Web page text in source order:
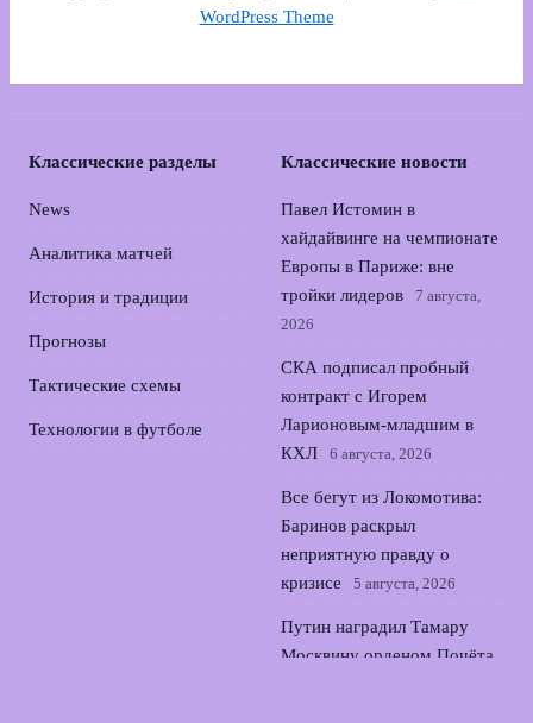
WordPress Theme
Классические разделы
News
Аналитика матчей
История и традиции
Прогнозы
Тактические схемы
Технологии в футболе
Классические новости
Павел Истомин в
хайдайвинге на чемпионате
Европы в Париже: вне
тройки лидеров
7 августа,
2026
СКА подписал пробный
контракт с Игорем
Ларионовым‑младшим в
КХЛ
6 августа, 2026
Все бегут из Локомотива:
Баринов раскрыл
неприятную правду о
кризисе
5 августа, 2026
Путин наградил Тамару
Москвину орденом Почёта